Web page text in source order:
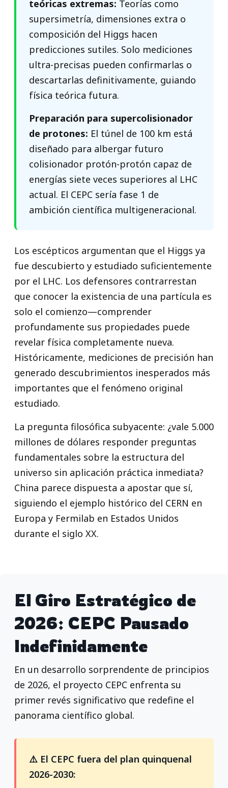
teóricas extremas: Teorías como
supersimetría, dimensiones extra o
composición del Higgs hacen
predicciones sutiles. Solo mediciones
ultra-precisas pueden confirmarlas o
descartarlas definitivamente, guiando
física teórica futura.
Preparación para supercolisionador
de protones: El túnel de 100 km está
diseñado para albergar futuro
colisionador protón-protón capaz de
energías siete veces superiores al LHC
actual. El CEPC sería fase 1 de
ambición científica multigeneracional.
Los escépticos argumentan que el Higgs ya
fue descubierto y estudiado suficientemente
por el LHC. Los defensores contrarrestan
que conocer la existencia de una partícula es
solo el comienzo—comprender
profundamente sus propiedades puede
revelar física completamente nueva.
Históricamente, mediciones de precisión han
generado descubrimientos inesperados más
importantes que el fenómeno original
estudiado.
La pregunta filosófica subyacente: ¿vale 5.000
millones de dólares responder preguntas
fundamentales sobre la estructura del
universo sin aplicación práctica inmediata?
China parece dispuesta a apostar que sí,
siguiendo el ejemplo histórico del CERN en
Europa y Fermilab en Estados Unidos
durante el siglo XX.
El Giro Estratégico de
2026: CEPC Pausado
Indefinidamente
En un desarrollo sorprendente de principios
de 2026, el proyecto CEPC enfrenta su
primer revés significativo que redefine el
panorama científico global.
⚠️ El CEPC fuera del plan quinquenal
2026-2030: